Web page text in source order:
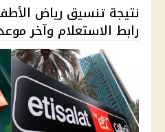
نتيجة تنسيق رياض
رابط الاستعلام وآخر